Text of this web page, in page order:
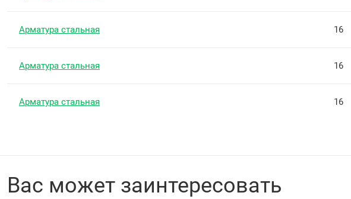
Арматура стальная 16
Арматура стальная 16
Арматура стальная 16
Вас может заинтересовать